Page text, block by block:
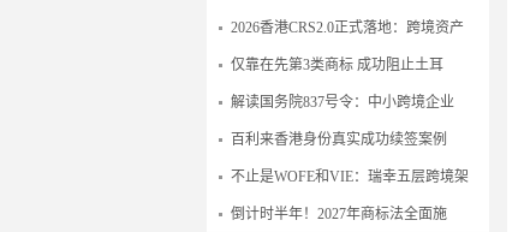
2026香港CRS2.0正式落地：跨境资产
仅靠在先第3类商标 成功阻止土耳
解读国务院837号令：中小跨境企业
百利来香港身份真实成功续签案例
不止是WOFE和VIE：瑞幸五层跨境架
倒计时半年！2027年商标法全面施